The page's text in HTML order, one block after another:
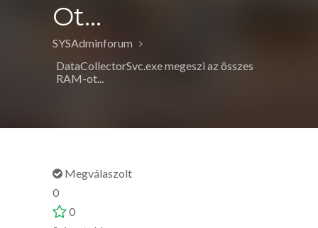
Ot...
SYSAdminforum
DataCollectorSvc.exe megeszi az összes
RAM-ot...
Megválaszolt
0
0